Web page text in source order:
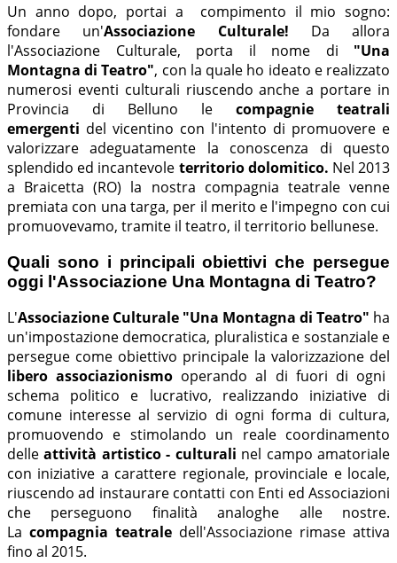
Un anno dopo, portai a compimento il mio sogno:
fondare un'Associazione Culturale! Da allora
l'Associazione Culturale, porta il nome di "Una
Montagna di Teatro", con la quale ho ideato e realizzato
numerosi eventi culturali riuscendo anche a portare in
Provincia di Belluno le compagnie teatrali
emergenti del vicentino con l'intento di promuovere e
valorizzare adeguatamente la conoscenza di questo
splendido ed incantevole territorio dolomitico. Nel 2013
a Braicetta (RO) la nostra compagnia teatrale venne
premiata con una targa, per il merito e l'impegno con cui
promuovevamo, tramite il teatro, il territorio bellunese.
Quali sono i principali obiettivi che persegue
oggi l'Associazione Una Montagna di Teatro?
L'Associazione Culturale "Una Montagna di Teatro" ha
un'impostazione democratica, pluralistica e sostanziale e
persegue come obiettivo principale la valorizzazione del
libero associazionismo operando al di fuori di ogni
schema politico e lucrativo, realizzando iniziative di
comune interesse al servizio di ogni forma di cultura,
promuovendo e stimolando un reale coordinamento
delleattività artistico - culturali nel campo amatoriale
con iniziative a carattere regionale, provinciale e locale,
riuscendo ad instaurare contatti con Enti ed Associazioni
che perseguono finalità analoghe alle nostre.
La compagnia teatrale dell'Associazione rimase attiva
fino al 2015.